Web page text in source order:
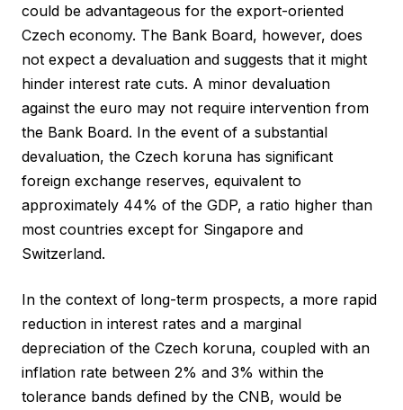
could be advantageous for the export-oriented
Czech economy. The Bank Board, however, does
not expect a devaluation and suggests that it might
hinder interest rate cuts. A minor devaluation
against the euro may not require intervention from
the Bank Board. In the event of a substantial
devaluation, the Czech koruna has significant
foreign exchange reserves, equivalent to
approximately 44% of the GDP, a ratio higher than
most countries except for Singapore and
Switzerland.
In the context of long-term prospects, a more rapid
reduction in interest rates and a marginal
depreciation of the Czech koruna, coupled with an
inflation rate between 2% and 3% within the
tolerance bands defined by the CNB, would be